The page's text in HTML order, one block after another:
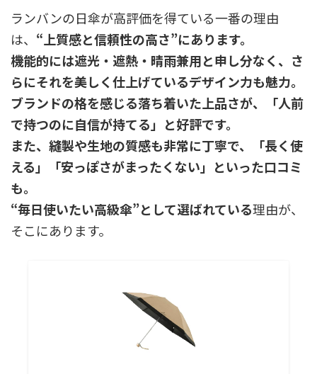
ランバンの日傘が高評価を得ている一番の理由
は、 “上質感と信頼性の高さ”にあります。
機能的には遮光・遮熱・晴雨兼用と申し分なく、さ
らにそれを美しく仕上げているデザイン力も魅力。
ブランドの格を感じる落ち着いた上品さが、「人前
で持つのに自信が持てる」と好評です。
また、縫製や生地の質感も非常に丁寧で、「長く使
える」「安っぽさがまったくない」といった口コミ
も。
“毎日使いたい高級傘”として選ばれている理由が、
そこにあります。